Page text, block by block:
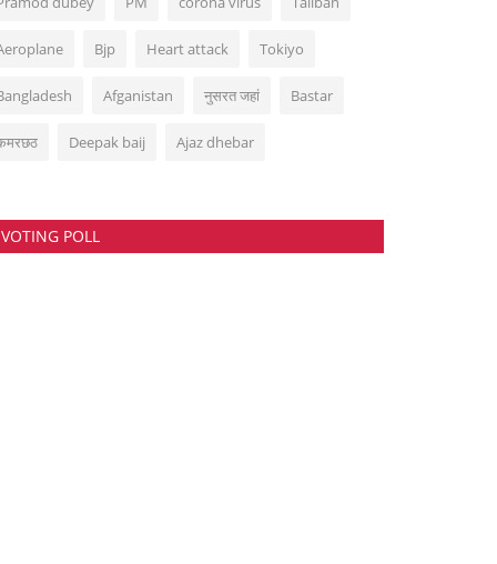
Bjp Heart attack Tokiyo
Afganistan नुसरत जहां Bastar
Deepak baij Ajaz dhebar
VOTING POLL